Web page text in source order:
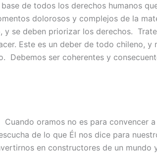
de todos los derechos humanos
dolorosos y complejos de la
se deben priorizar los derechos.
Este es un deber de todo chileno, y
Debemos ser coherentes y
oramos no es para convencer
de lo que Él nos dice para
en constructores de un mundo